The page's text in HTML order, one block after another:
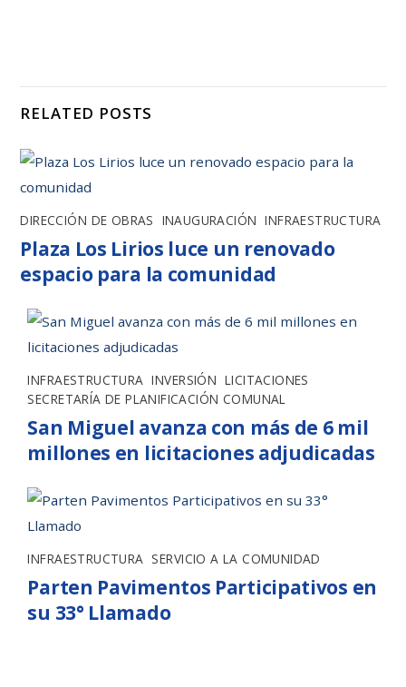
RELATED POSTS
DIRECCIÓN DE OBRAS INAUGURACIÓN ,INFRAESTRUCTURA
Plaza Los Lirios luce un renovado
espacio para la comunidad
INFRAESTRUCTURA ,INVERSIÓN LICITACIONES
SECRETARÍA DE PLANIFICACIÓN COMUNAL
San Miguel avanza con más de 6 mil
millones en licitaciones adjudicadas
INFRAESTRUCTURA SERVICIO A LA COMUNIDAD
Parten Pavimentos Participativos en
su 33° Llamado